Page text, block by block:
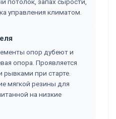
управления климатом.
опор дубеют и
опора. Проявляется
рывками при старте.
мягкой резины для
на низкие